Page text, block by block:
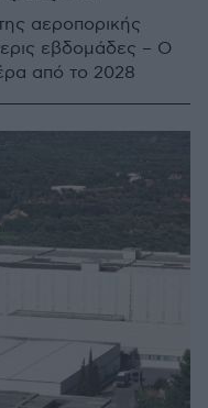
αεροπορικής
εβδομάδες – Ο
από το 2028